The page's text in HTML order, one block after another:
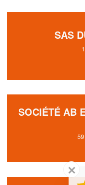
SAS
SOCIÉTÉ AB